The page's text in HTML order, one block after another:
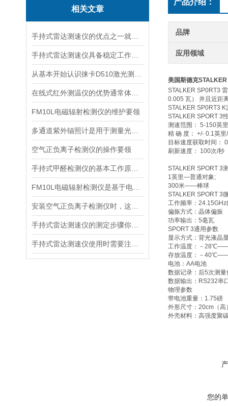
相关文章
FM10L电磁辐射检测仪的维护要领
空气正负离子检测仪的操作要领
产品介绍：
品牌
应用领域
美国斯德克
STALKER SP0RT3
0.005 瓦） 并且近距
STALKER SP0RT3
STALKER SPORT 3
测速范围： 5-150英
精 确 度： +/- 0.1英里
目标速度获取时间：
刷新速度： 100次/秒
STALKER SPORT 3
1英里—普通对象;
300米——棒球
STALKER SPORT 3
工作频率：
偏振方式：晶体偏振
功率输出：5毫瓦
SPORT 3通用参数
显示方式：背光液晶
工作温度：－
存放温度：－
电池：AA电池
数据记录：后5次测量
数据输出：RS232串
物理参数
带电池重量：1.75磅
外形尺寸：20cm（
外壳材料：高强度聚
您的